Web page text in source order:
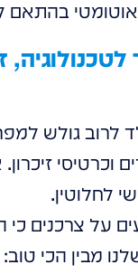
אוטומטי בהתאם
לרוב גולש
וכרטיסי
לחלוטין.
על צרכנים כי
מבין הכי